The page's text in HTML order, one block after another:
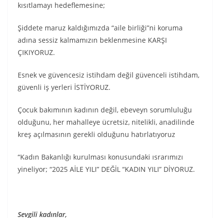
kısıtlamayı hedeflemesine;
Şiddete maruz kaldığımızda “aile birliği”ni koruma
adına sessiz kalmamızın beklenmesine KARŞI
ÇIKIYORUZ.
Esnek ve güvencesiz istihdam değil güvenceli istihdam,
güvenli iş yerleri İSTİYORUZ.
Çocuk bakımının kadının değil, ebeveyn sorumluluğu
olduğunu, her mahalleye ücretsiz, nitelikli, anadilinde
kreş açılmasının gerekli olduğunu hatırlatıyoruz
“Kadın Bakanlığı kurulması konusundaki ısrarımızı
yineliyor; “2025 AİLE YILI” DEĞİL “KADIN YILI” DİYORUZ.
Sevgili kadınlar,